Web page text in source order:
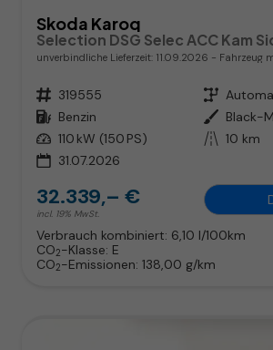
Skoda Karoq
unverbindliche Lieferzeit: 11.09.2026 Fahrzeug
Fahrzeugnr. 319555 Getriebe
Kraftstoff Benzin Außenfarbe Black-
Leistung 110 kW (150 PS) Kilometerstand 10 km
31.07.2026
32.339,– €
incl. 19% MwSt.
Verbrauch kombiniert: 6,10 l/100km
CO2-Klasse: E
CO2-Emissionen: 138,00 g/km